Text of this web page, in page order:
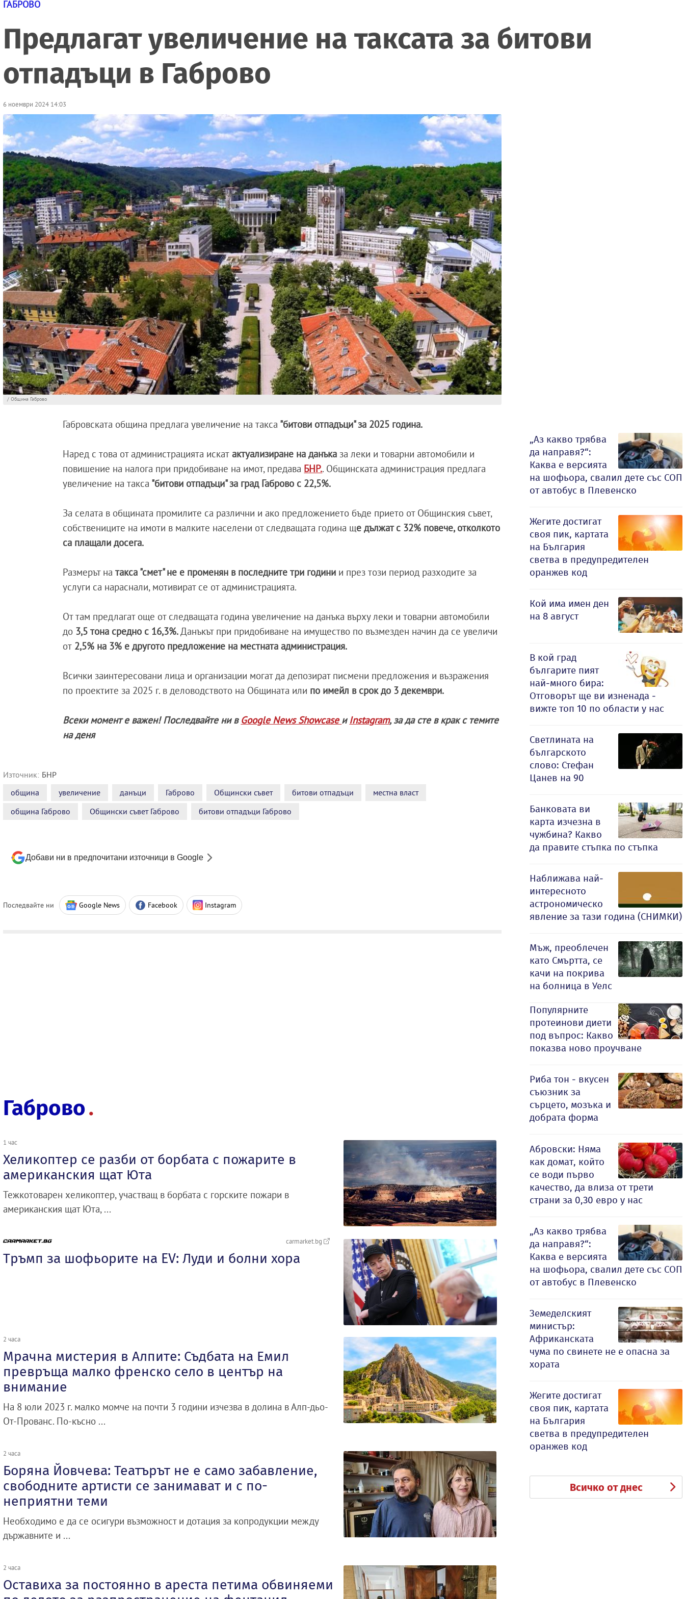
ГАБРОВО
Предлагат увеличение на таксата за битови
отпадъци в Габрово
6 ноември 2024 14:03
/ Община Габрово
Габровската община предлага увеличение на такса "битови отпадъци" за 2025 година.
Наред с това от администрацията искат актуализиране на данъка за леки и товарни автомобили и
повишение на налога при придобиване на имот, предава БНР.. Общинската администрация предлага
увеличение на такса "битови отпадъци" за град Габрово с 22,5%.
За селата в общината промилите са различни и ако предложението бъде прието от Общинския съвет,
собствениците на имоти в малките населени от следващата година ще дължат с 32% повече, отколкото
са плащали досега.
Размерът на такса "смет" не е променян в последните три години и през този период разходите за
услуги са нараснали, мотивират се от администрацията.
От там предлагат още от следващата година увеличение на данъка върху леки и товарни автомобили
до 3,5 тона средно с 16,3%. Данъкът при придобиване на имущество по възмезден начин да се увеличи
от 2,5% на 3% е другото предложение на местната администрация.
Всички заинтересовани лица и организации могат да депозират писмени предложения и възражения
по проектите за 2025 г. в деловодството на Общината или по имейл в срок до 3 декември.
Всеки момент е важен! Последвайте ни в Google News Showcaseи Instagram, за да сте в крак с темите
на деня
Източник: БНР
община
увеличение данъци Габрово Общински съвет битови отпадъци
местна власт
община Габрово
Общински съвет Габрово битови отпадъци Габрово
Добави ни в предпочитани източници в Google
Последвайте ни Google News Facebook Instagram
Габрово
1 час
Хеликоптер се разби от борбата с пожарите в
американския щат Юта
Тежкотоварен хеликоптер, участващ в борбата с горските пожари в
американския щат Юта, ...
carmarket.bg
Тръмп за шофьорите на EV: Луди и болни хора
2 часа
Мрачна мистерия в Алпите: Съдбата на Емил
превръща малко френско село в център на
внимание
На 8 юли 2023 г. малко момче на почти 3 години изчезва в долина в Алп-дьо-
От-Прованс. По-късно ...
2 часа
Боряна Йовчева: Театърът не е само забавление,
свободните артисти се занимават и с по-
неприятни теми
Необходимо е да се осигури възможност и дотация за копродукции между
държавните и ...
2 часа
Оставиха за постоянно в ареста петима обвиняеми
„Аз какво трябва
да направя?“:
Каква е версията
на шофьора, свалил дете със СОП
от автобус в Плевенско
Жегите достигат
своя пик, картата
на България
светва в предупредителен
оранжев код
Кой има имен ден
на 8 август
В кой град
българите пият
най-много бира:
Отговорът ще ви изненада -
вижте топ 10 по области у нас
Светлината на
българското
слово: Стефан
Цанев на 90
Банковата ви
карта изчезна в
чужбина? Какво
да правите стъпка по стъпка
Наближава най-
интересното
астрономическо
явление за тази година (СНИМКИ)
Мъж, преоблечен
като Смъртта, се
качи на покрива
на болница в Уелс
Популярните
протеинови диети
под въпрос: Какво
показва ново проучване
Риба тон - вкусен
съюзник за
сърцето, мозъка и
добрата форма
Абровски: Няма
как домат, който
се води първо
качество, да влиза от трети
страни за 0,30 евро у нас
„Аз какво трябва
да направя?“:
Каква е версията
на шофьора, свалил дете със СОП
от автобус в Плевенско
Земеделският
министър:
Африканската
чума по свинете не е опасна за
хората
Жегите достигат
своя пик, картата
на България
светва в предупредителен
оранжев код
Всичко от днес